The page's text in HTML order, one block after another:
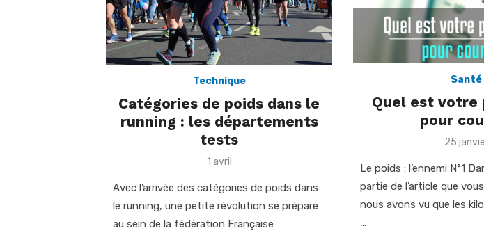
Technique
Catégories de poids dans le
running : les départements
tests
Posted
1 avril
Avec l’arrivée des catégories de poids dans
le running, une petite révolution se prépare
au sein de la fédération Française
Santé
Quel est votre
pour
Posted
25
Le poids : l’ennemi N°1
partie de l’article que
nous avons vu que les
…